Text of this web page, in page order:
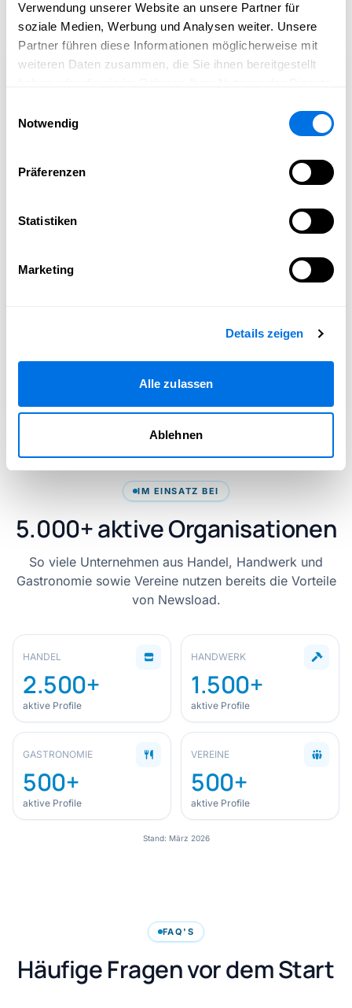
Verwendung unserer Website an unsere Partner für
soziale Medien, Werbung und Analysen weiter. Unsere
Partner führen diese Informationen möglicherweise mit
weiteren Daten zusammen, die Sie ihnen bereitgestellt
Notwendig
Präferenzen
Statistiken
Marketing
Details zeigen
Alle zulassen
Ablehnen
NETZWERKEFFEKT
Netzwerke
thematischen Ökosystemen über die eigene
IM EINSATZ BEI
5.000+ aktive Organisationen
So viele Unternehmen aus Handel, Handwerk und
Gastronomie sowie Vereine nutzen bereits die Vorteile
von Newsload.
HANDEL
2.500+
aktive Profile
HANDWERK
1.500+
aktive Profile
GASTRONOMIE
500+
aktive Profile
VEREINE
500+
aktive Profile
Stand: März 2026
FAQ'S
Häufige Fragen vor dem Start